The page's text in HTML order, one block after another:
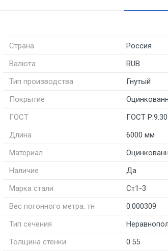
Страна
Россия
Валюта
RUB
Тип производства
Гнутый
Покрытие
ГОСТ
ГОСТ
Длина
6000 мм
Материал
Наличие
Да
Марка стали
Ст1-3
Вес погонного метра, тн
0.000309
Тип сечения
Толщина стенки
0.55